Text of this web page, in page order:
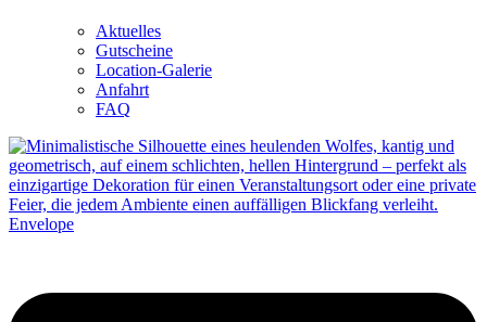
Aktuelles
Gutscheine
Location-Galerie
Anfahrt
FAQ
Envelope